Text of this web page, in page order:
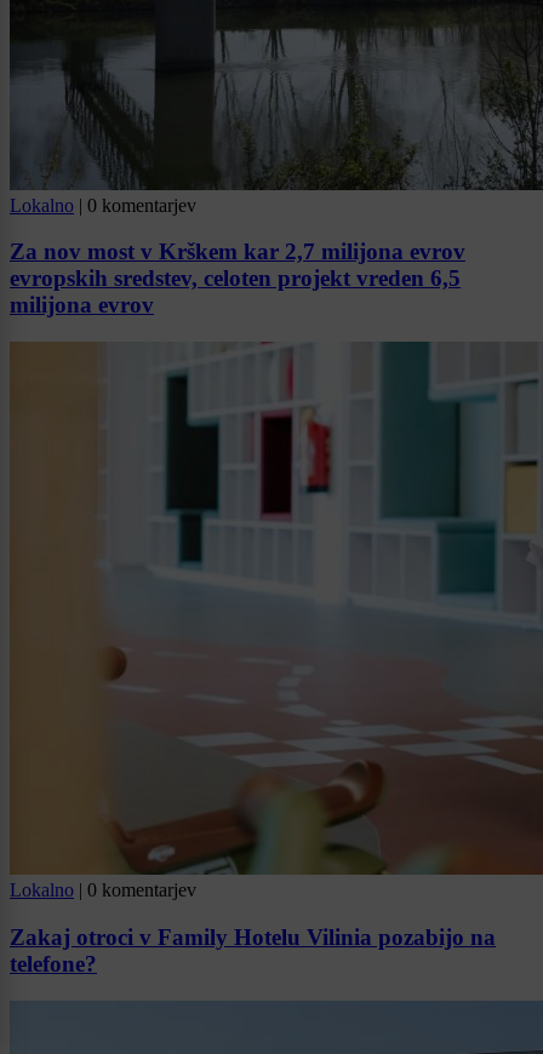
Lokalno | 0 komentarjev
Za nov most v Krškem kar 2,7 milijona evrov
evropskih sredstev, celoten projekt vreden 6,5
milijona evrov
Lokalno | 0 komentarjev
Zakaj otroci v Family Hotelu Vilinia pozabijo na
telefone?